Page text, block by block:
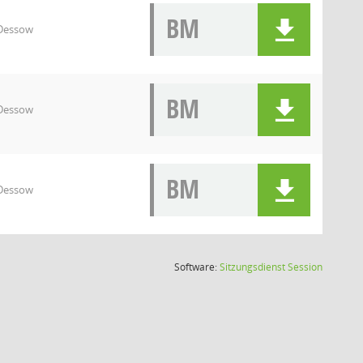
BM
BM
BM
Software:SitzungsdienstSession(Wird in